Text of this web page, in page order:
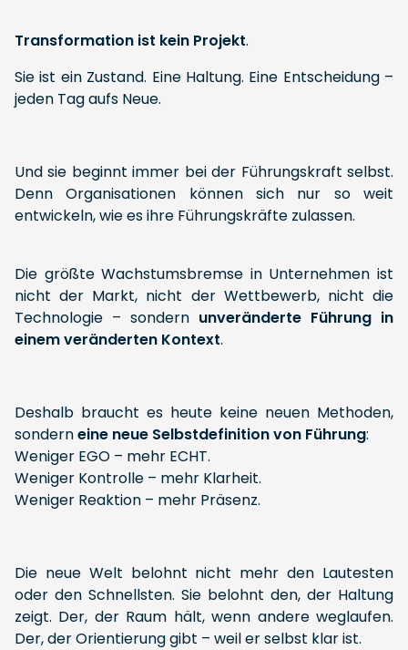
Transformation ist kein Projekt.
Sie ist ein Zustand. Eine Haltung. Eine Entscheidung –
jeden Tag aufs Neue.
Und sie beginnt immer bei der Führungskraft selbst.
Denn Organisationen können sich nur so weit
entwickeln, wie es ihre Führungskräfte zulassen.
Die größte Wachstumsbremse in Unternehmen ist
nicht der Markt, nicht der Wettbewerb, nicht die
Technologie – sondern unveränderte Führung in
einem veränderten Kontext.
Deshalb braucht es heute keine neuen Methoden,
sonderneine neue Selbstdefinition von Führung:
Weniger EGO – mehr ECHT.
Weniger Kontrolle – mehr Klarheit.
Weniger Reaktion – mehr Präsenz.
Die neue Welt belohnt nicht mehr den Lautesten
oder den Schnellsten. Sie belohnt den, der Haltung
zeigt. Der, der Raum hält, wenn andere weglaufen.
Der, der Orientierung gibt – weil er selbst klar ist.